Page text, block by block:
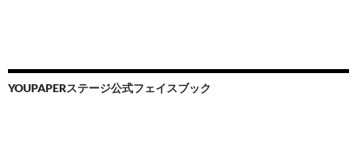
YOUPAPERステージ公式フェイスブック